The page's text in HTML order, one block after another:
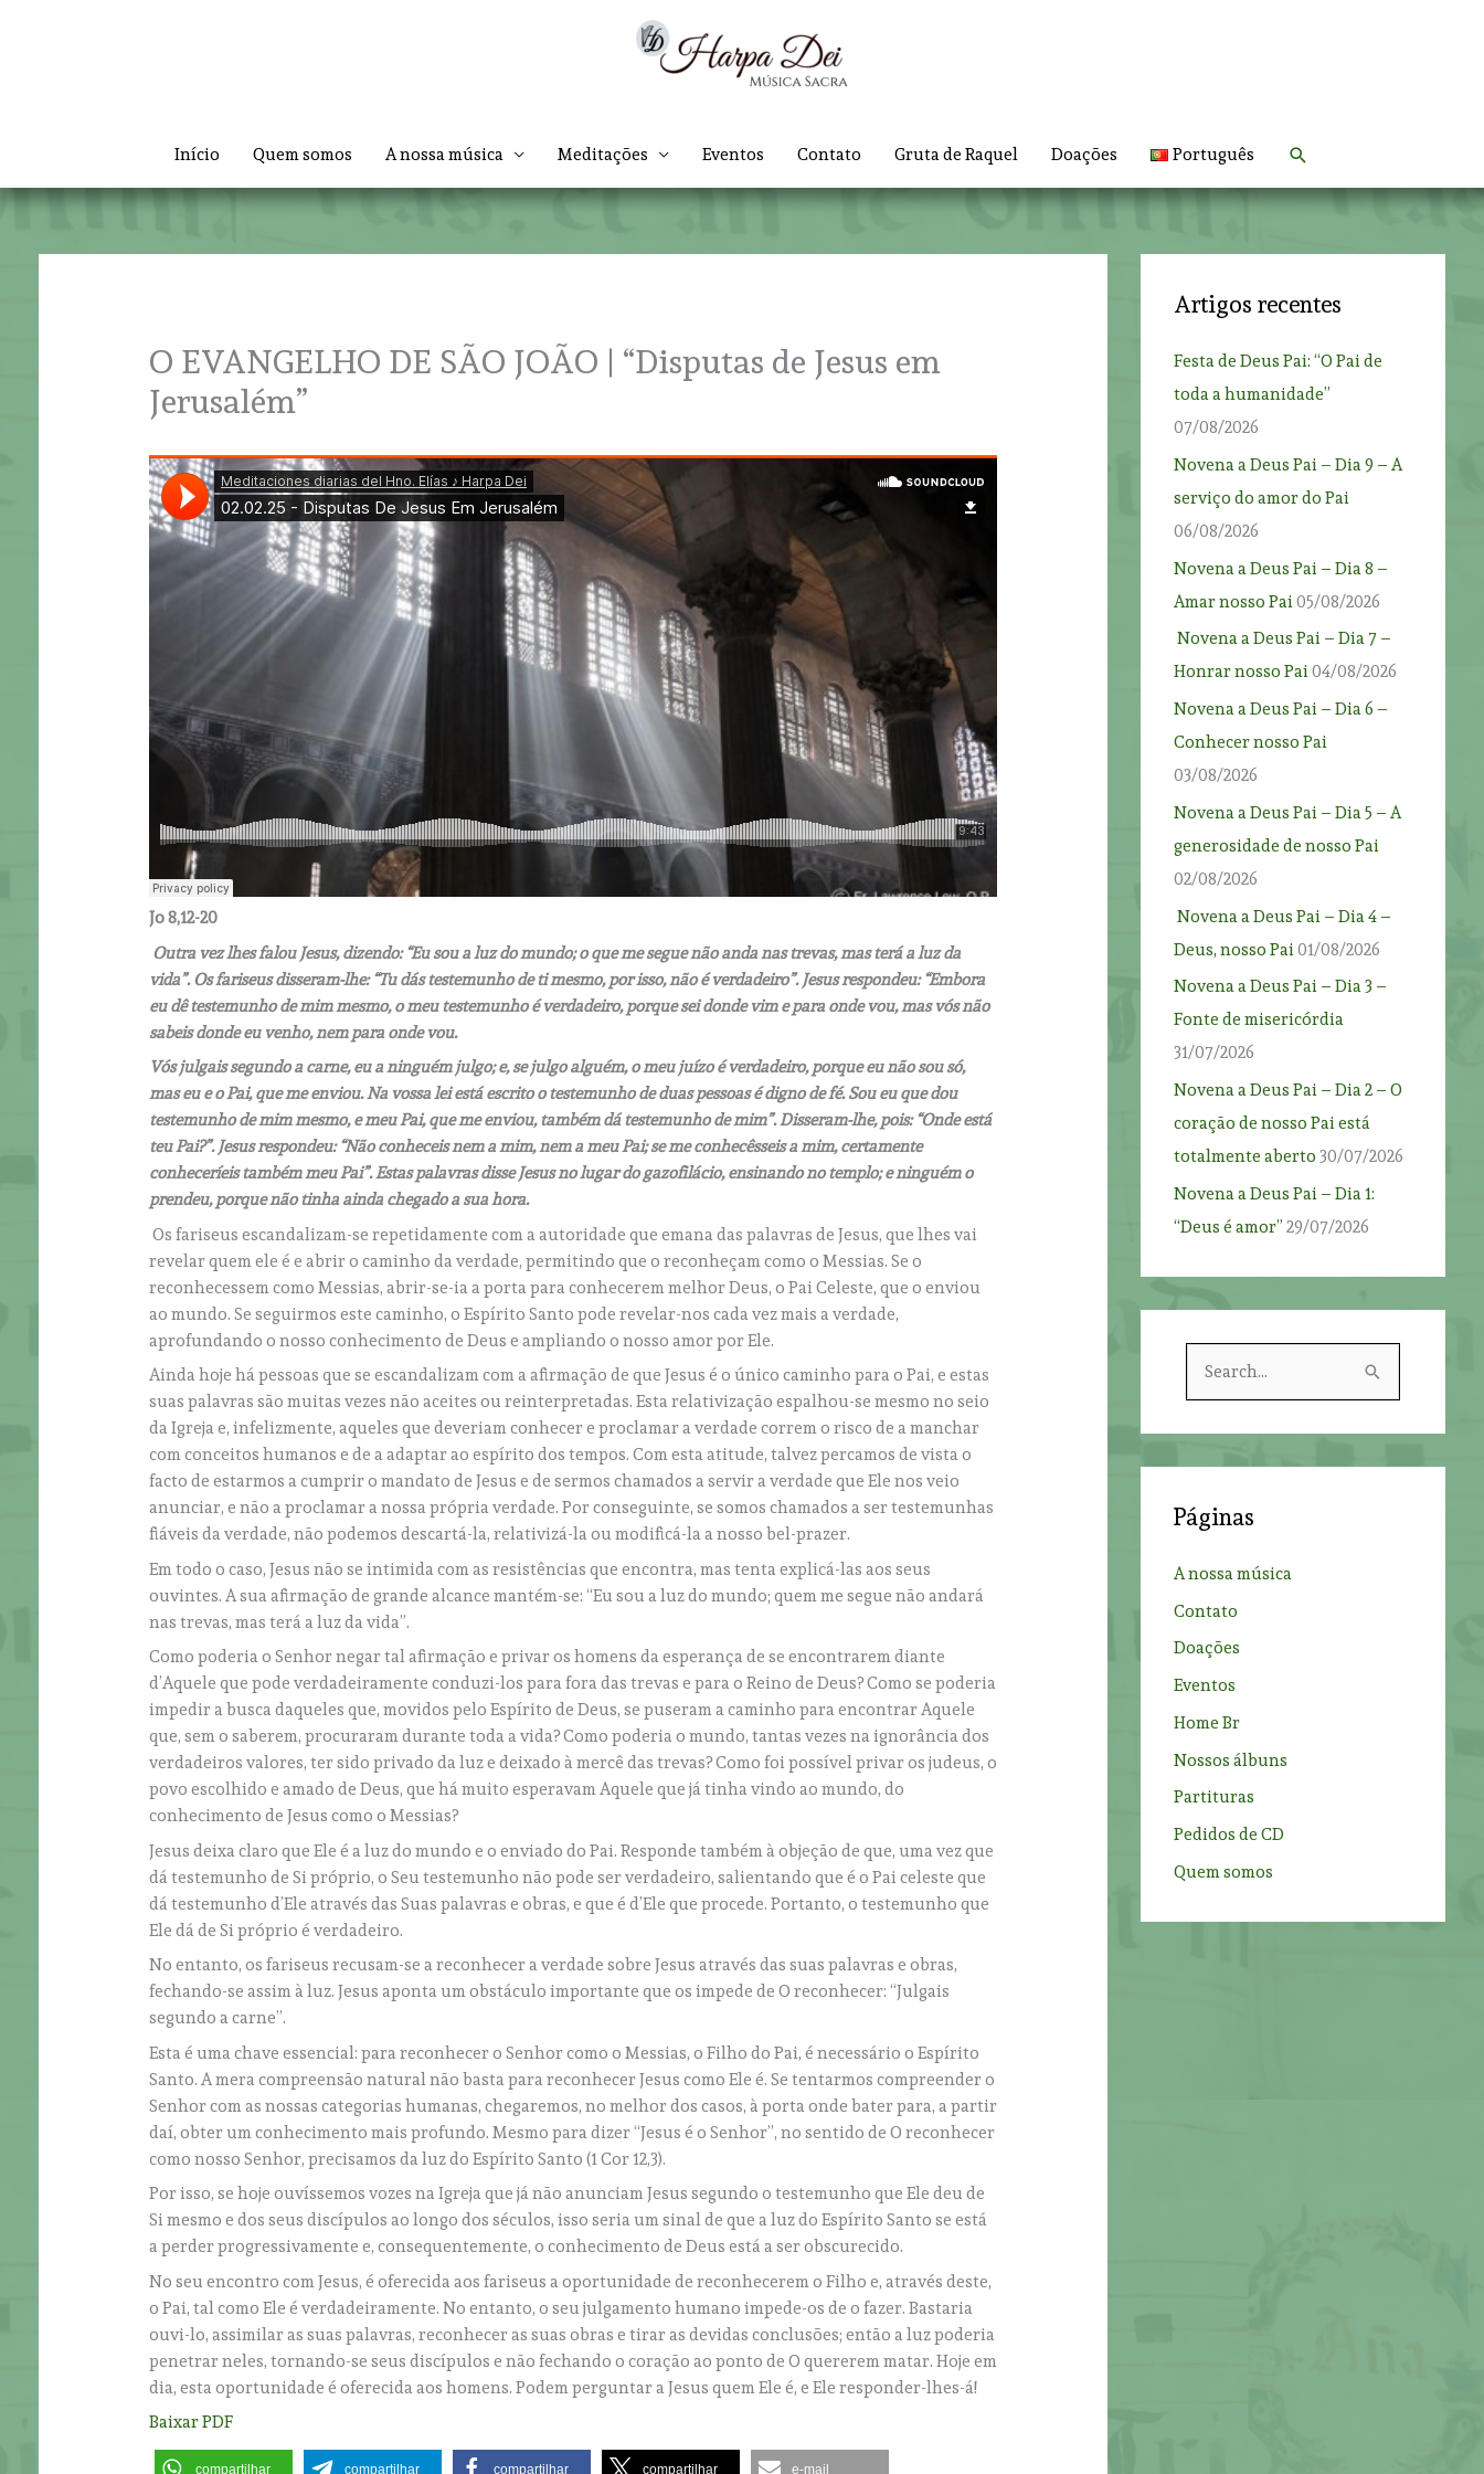
Início Quem somos A nossa música Meditações Eventos Contato Gruta de Raquel Doações Português Search
O EVANGELHO DE SÃO JOÃO | “Disputas de Jesus em
Jerusalém”
Jo 8,12-20
Outra vez lhes falou Jesus, dizendo: “Eu sou a luz do mundo; o que me segue não anda nas trevas, mas terá a luz da
vida”. Os fariseus disseram-lhe: “Tu dás testemunho de ti mesmo, por isso, não é verdadeiro”. Jesus respondeu: “Embora
eu dê testemunho de mim mesmo, o meu testemunho é verdadeiro, porque sei donde vim e para onde vou, mas vós não
sabeis donde eu venho, nem para onde vou.
Vós julgais segundo a carne, eu a ninguém julgo; e, se julgo alguém, o meu juízo é verdadeiro, porque eu não sou só,
mas eu e o Pai, que me enviou. Na vossa lei está escrito o testemunho de duas pessoas é digno de fé. Sou eu que dou
testemunho de mim mesmo, e meu Pai, que me enviou, também dá testemunho de mim”. Disseram-lhe, pois: “Onde está
teu Pai?”. Jesus respondeu: “Não conheceis nem a mim, nem a meu Pai; se me conhecêsseis a mim, certamente
conheceríeis também meu Pai”. Estas palavras disse Jesus no lugar do gazofilácio, ensinando no templo; e ninguém o
prendeu, porque não tinha ainda chegado a sua hora.
Os fariseus escandalizam-se repetidamente com a autoridade que emana das palavras de Jesus, que lhes vai
revelar quem ele é e abrir o caminho da verdade, permitindo que o reconheçam como o Messias. Se o
reconhecessem como Messias, abrir-se-ia a porta para conhecerem melhor Deus, o Pai Celeste, que o enviou
ao mundo. Se seguirmos este caminho, o Espírito Santo pode revelar-nos cada vez mais a verdade,
aprofundando o nosso conhecimento de Deus e ampliando o nosso amor por Ele.
Ainda hoje há pessoas que se escandalizam com a afirmação de que Jesus é o único caminho para o Pai, e estas
suas palavras são muitas vezes não aceites ou reinterpretadas. Esta relativização espalhou-se mesmo no seio
da Igreja e, infelizmente, aqueles que deveriam conhecer e proclamar a verdade correm o risco de a manchar
com conceitos humanos e de a adaptar ao espírito dos tempos. Com esta atitude, talvez percamos de vista o
facto de estarmos a cumprir o mandato de Jesus e de sermos chamados a servir a verdade que Ele nos veio
anunciar, e não a proclamar a nossa própria verdade. Por conseguinte, se somos chamados a ser testemunhas
fiáveis da verdade, não podemos descartá-la, relativizá-la ou modificá-la a nosso bel-prazer.
Em todo o caso, Jesus não se intimida com as resistências que encontra, mas tenta explicá-las aos seus
ouvintes. A sua afirmação de grande alcance mantém-se: “Eu sou a luz do mundo; quem me segue não andará
nas trevas, mas terá a luz da vida”.
Como poderia o Senhor negar tal afirmação e privar os homens da esperança de se encontrarem diante
d’Aquele que pode verdadeiramente conduzi-los para fora das trevas e para o Reino de Deus? Como se poderia
impedir a busca daqueles que, movidos pelo Espírito de Deus, se puseram a caminho para encontrar Aquele
que, sem o saberem, procuraram durante toda a vida? Como poderia o mundo, tantas vezes na ignorância dos
verdadeiros valores, ter sido privado da luz e deixado à mercê das trevas? Como foi possível privar os judeus, o
povo escolhido e amado de Deus, que há muito esperavam Aquele que já tinha vindo ao mundo, do
conhecimento de Jesus como o Messias?
Jesus deixa claro que Ele é a luz do mundo e o enviado do Pai. Responde também à objeção de que, uma vez que
dá testemunho de Si próprio, o Seu testemunho não pode ser verdadeiro, salientando que é o Pai celeste que
dá testemunho d’Ele através das Suas palavras e obras, e que é d’Ele que procede. Portanto, o testemunho que
Ele dá de Si próprio é verdadeiro.
No entanto, os fariseus recusam-se a reconhecer a verdade sobre Jesus através das suas palavras e obras,
fechando-se assim à luz. Jesus aponta um obstáculo importante que os impede de O reconhecer: “Julgais
segundo a carne”.
Esta é uma chave essencial: para reconhecer o Senhor como o Messias, o Filho do Pai, é necessário o Espírito
Santo. A mera compreensão natural não basta para reconhecer Jesus como Ele é. Se tentarmos compreender o
Senhor com as nossas categorias humanas, chegaremos, no melhor dos casos, à porta onde bater para, a partir
daí, obter um conhecimento mais profundo. Mesmo para dizer “Jesus é o Senhor”, no sentido de O reconhecer
como nosso Senhor, precisamos da luz do Espírito Santo (1 Cor 12,3).
Por isso, se hoje ouvíssemos vozes na Igreja que já não anunciam Jesus segundo o testemunho que Ele deu de
Si mesmo e dos seus discípulos ao longo dos séculos, isso seria um sinal de que a luz do Espírito Santo se está
a perder progressivamente e, consequentemente, o conhecimento de Deus está a ser obscurecido.
No seu encontro com Jesus, é oferecida aos fariseus a oportunidade de reconhecerem o Filho e, através deste,
o Pai, tal como Ele é verdadeiramente. No entanto, o seu julgamento humano impede-os de o fazer. Bastaria
ouvi-lo, assimilar as suas palavras, reconhecer as suas obras e tirar as devidas conclusões; então a luz poderia
penetrar neles, tornando-se seus discípulos e não fechando o coração ao ponto de O quererem matar. Hoje em
dia, esta oportunidade é oferecida aos homens. Podem perguntar a Jesus quem Ele é, e Ele responder-lhes-á!
Baixar PDF
compartilhar compartilhar compartilhar compartilhar e-mail
Artigos recentes
Festa de Deus Pai: “O Pai de
toda a humanidade”
07/08/2026
Novena a Deus Pai – Dia 9 – A
serviço do amor do Pai
06/08/2026
Novena a Deus Pai – Dia 8 –
Amar nosso Pai 05/08/2026
Novena a Deus Pai – Dia 7 –
Honrar nosso Pai04/08/2026
Novena a Deus Pai – Dia 6 –
Conhecer nosso Pai
03/08/2026
Novena a Deus Pai – Dia 5 – A
generosidade de nosso Pai
02/08/2026
Novena a Deus Pai – Dia 4 –
Deus, nosso Pai 01/08/2026
Novena a Deus Pai – Dia 3 –
Fonte de misericórdia
31/07/2026
Novena a Deus Pai – Dia 2 – O
coração de nosso Pai está
totalmente aberto 30/07/2026
Novena a Deus Pai – Dia 1:
“Deus é amor” 29/07/2026
h
:
Páginas
A nossa música
Contato
Doações
Eventos
Home Br
Nossos álbuns
Partituras
Pedidos de CD
Quem somos